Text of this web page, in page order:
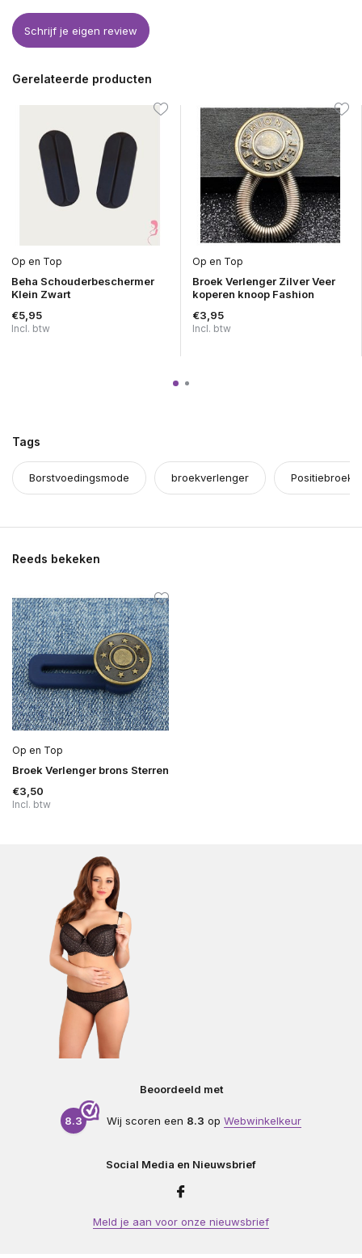
Schrijf je eigen review
Gerelateerde producten
Op en Top
Beha Schouderbeschermer
Klein Zwart
€5,95
Incl. btw
Op en Top
Broek Verlenger Zilver Veer
koperen knoop Fashion
€3,95
Incl. btw
Tags
Borstvoedingsmode broekverlenger
Reeds bekeken
Op en Top
Broek Verlenger brons Sterren
€3,50
Incl. btw
Beoordeeld met
8.3 Wij scoren een 8.3 op Webwinkelkeur
Social Media en Nieuwsbrief
Meld je aan voor onze nieuwsbrief